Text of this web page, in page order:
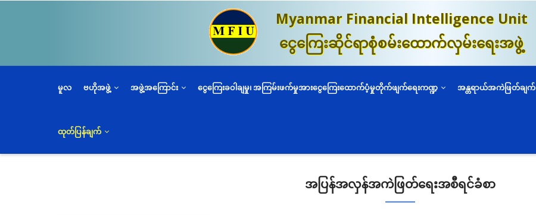
မည်
Myanmar Financial Intelligence Unit
ငွေကြေးဆိုင်ရာစုံစမ်းထောက်လှမ်းရေးအဖွဲ့
မူလ ဗဟိုအဖွဲ့ အဖွဲ့အကြောင်း ငွေကြေးခဝါချမှု၊ အကြမ်းဖက်မှုအားငွေကြေးထောက်ပံ့မှုတိုက်ဖျက်ရေးကဏ္ဍ အန္တရာယ်အကဲဖြတ်ချက်
ထုတ်ပြန်ချက်
အပြန်အလှန်အကဲဖြတ်ရေးအစီရင်ခံစာ